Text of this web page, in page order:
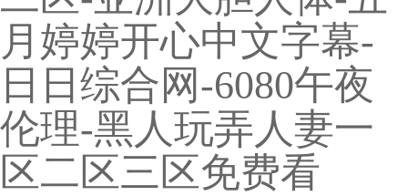
月婷婷开心中文字幕-
日日综合网-6080午夜
伦理-黑人玩弄人妻一
区二区三区免费看